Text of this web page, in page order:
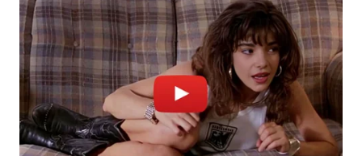
TANGERANG
WN
BINJAI
WN
CIREBON